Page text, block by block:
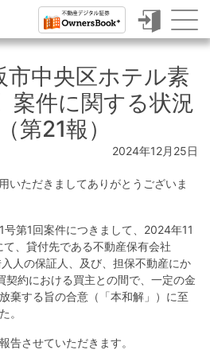
市中央区ホテル素
案件に関する状況
第21報）
2024年12月25日
いただきましてありがとうございま
第1回案件につきまして、2024年11
、貸付先である不動産保有会社
人の保証人、及び、担保不動産にか
約における買主との間で、一定の金
棄する旨の合意（「本和解」）に至
。
告させていただきます。